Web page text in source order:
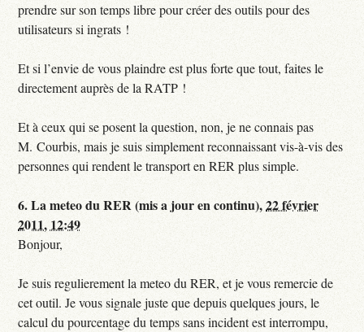
prendre sur son temps libre pour créer des outils pour des
utilisateurs si ingrats !
Et si l’envie de vous plaindre est plus forte que tout, faites le
directement auprès de la RATP !
Et à ceux qui se posent la question, non, je ne connais pas
M. Courbis, mais je suis simplement reconnaissant vis-à-vis des
personnes qui rendent le transport en RER plus simple.
6.La meteo du RER (mis a jour en continu),22 février
2011, 12:49
Bonjour,
Je suis regulierement la meteo du RER, et je vous remercie de
cet outil. Je vous signale juste que depuis quelques jours, le
calcul du pourcentage du temps sans incident est interrompu,